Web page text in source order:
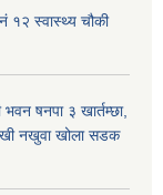
१२ स्वास्थ्य चौकी
षनपा ३ खार्तम्छा,
नखुवा खोला सडक